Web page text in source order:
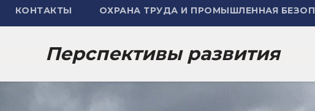
КОНТАКТЫ ОХРАНА ТРУДА И ПРОМЫШЛЕННАЯ
Перспективы развития